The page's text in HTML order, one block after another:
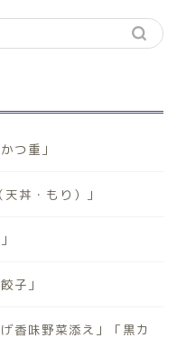
つ重」
丼・もり）」
子」
香味野菜添え」「黒カ